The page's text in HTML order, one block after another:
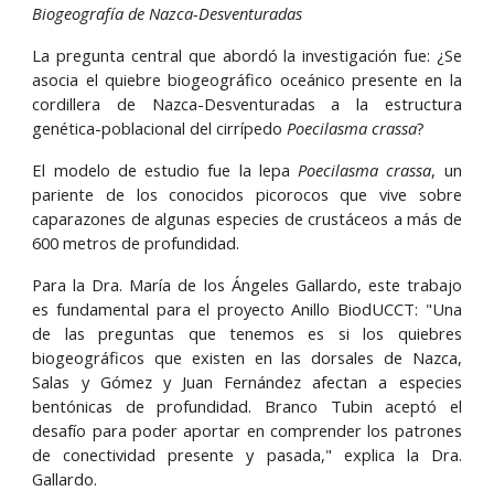
Biogeografía de Nazca-Desventuradas
La pregunta central que abordó la investigación fue: ¿Se
asocia el quiebre biogeográfico oceánico presente en la
cordillera de Nazca-Desventuradas a la estructura
genética-poblacional del cirrípedo Poecilasma crassa?
El modelo de estudio fue la lepa Poecilasma crassa, un
pariente de los conocidos picorocos que vive sobre
caparazones de algunas especies de crustáceos a más de
600 metros de profundidad.
Para la Dra. María de los Ángeles Gallardo, este trabajo
es fundamental para el proyecto Anillo BiodUCCT: "Una
de las preguntas que tenemos es si los quiebres
biogeográficos que existen en las dorsales de Nazca,
Salas y Gómez y Juan Fernández afectan a especies
bentónicas de profundidad. Branco Tubin aceptó el
desafío para poder aportar en comprender los patrones
de conectividad presente y pasada," explica la Dra.
Gallardo.